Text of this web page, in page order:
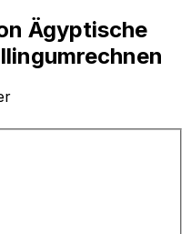
Ägyptische